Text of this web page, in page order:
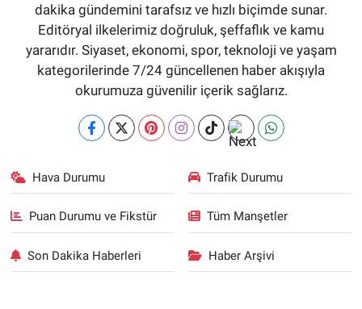
dakika gündemini tarafsız ve hızlı biçimde sunar.
Editöryal ilkelerimiz doğruluk, şeffaflık ve kamu
yararıdır. Siyaset, ekonomi, spor, teknoloji ve yaşam
kategorilerinde 7/24 güncellenen haber akışıyla
okurumuza güvenilir içerik sağlarız.
Hava Durumu Trafik Durumu
Puan Durumu ve Fikstür Tüm Manşetler
Son Dakika Haberleri Haber Arşivi